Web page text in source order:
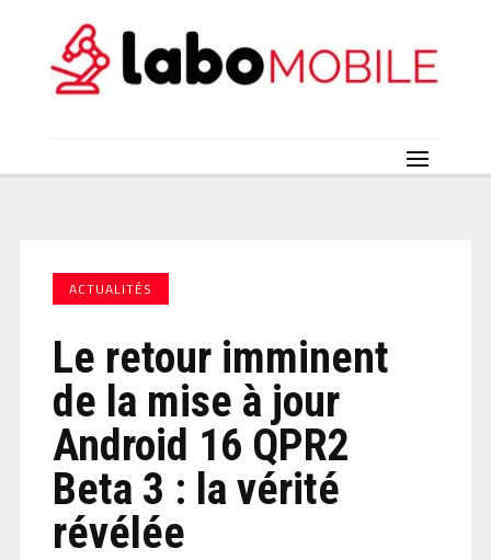
ACTUALITÉS
Le retour imminent
de la mise à jour
Android 16 QPR2
Beta 3 : la vérité
révélée